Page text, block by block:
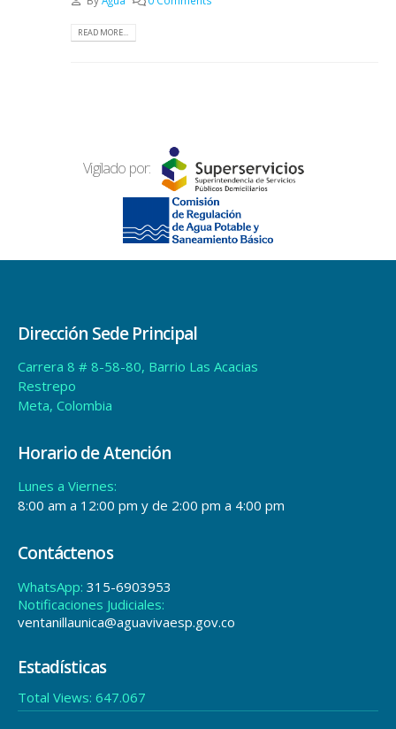
READ MORE...
Vigilado por:
Dirección Sede Principal
Carrera 8 # 8-58-80, Barrio Las Acacias
Restrepo
Meta, Colombia
Horario de Atención
Lunes a Viernes:
8:00 am a 12:00 pm y de 2:00 pm a 4:00 pm
Contáctenos
WhatsApp: 315-6903953
Notificaciones Judiciales:
ventanillaunica@aguavivaesp.gov.co
Estadísticas
Total Views: 647.067